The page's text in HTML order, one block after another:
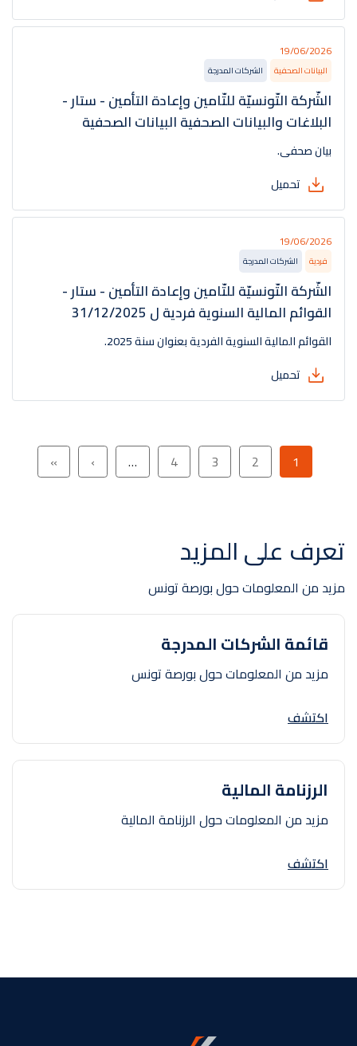
19/06/2026
البيانات الصحفية الشركات المدرجة
الشّركة التّونسيّة للتّامين وإعادة التأمين - ستار -
البلاغات والبيانات الصحفية البيانات الصحفية
بيان صحفي.
تحميل
19/06/2026
فردية الشركات المدرجة
الشّركة التّونسيّة للتّامين وإعادة التأمين - ستار -
القوائم المالية السنوية فردية ل 31/12/2025
القوائم المالية السنوية الفردية بعنوان سنة 2025.
تحميل
Pagination الصفحة
1 الصفحة
2 الصفحة
3 الصفحة
4
… الصفحة التالية›
Last page
»
تعرف على المزيد
مزيد من المعلومات حول بورصة تونس
قائمة الشركات المدرجة
مزيد من المعلومات حول بورصة تونس
اكتشف
الرزنامة المالية
مزيد من المعلومات حول الرزنامة المالية
اكتشف